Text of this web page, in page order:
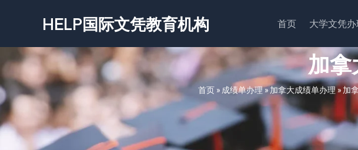
容
HELP国际文凭教育机构 首页 大学文凭办
加拿
首页 » 成绩单办理»加拿大成绩单办理» 加